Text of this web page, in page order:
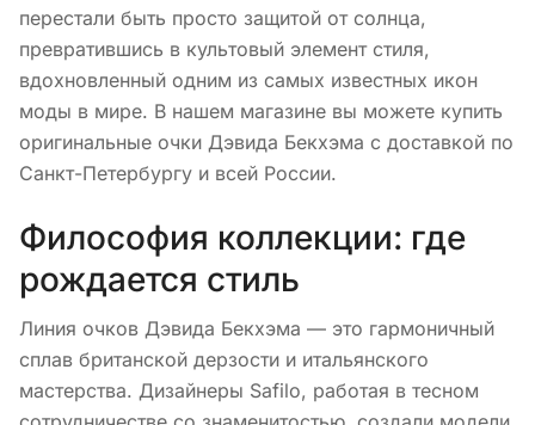
перестали быть просто защитой от солнца,
превратившись в культовый элемент стиля,
вдохновленный одним из самых известных икон
моды в мире. В нашем магазине вы можете купить
оригинальные очки Дэвида Бекхэма с доставкой по
Санкт-Петербургу и всей России.
Философия коллекции: где
рождается стиль
Линия очков Дэвида Бекхэма — это гармоничный
сплав британской дерзости и итальянского
мастерства. Дизайнеры Safilo, работая в тесном